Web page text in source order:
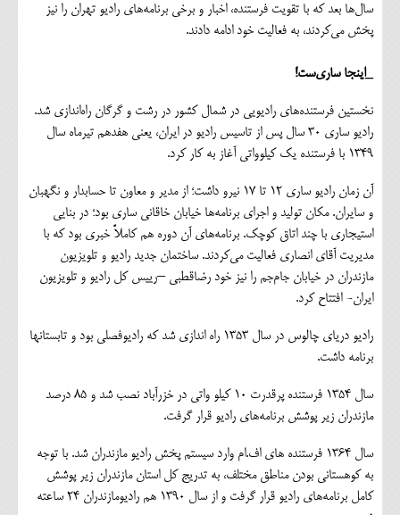
سال‌ها بعد که با تقویت فرستنده، اخبار و برخی برنامه‌های رادیو تهران را نیز
پخش می‌کردند، به فعالیت خود ادامه دادند.
_اینجا ساری‌ست!
نخستین فرستنده‌های رادیویی در شمال کشور در رشت و گرگان راه‌اندازی شد.
رادیو ساری 30 سال پس از تاسیس رادیو در ایران، یعنی هفدهم تیرماه سال
1349 با فرستنده یک کیلوواتی آغاز به کار کرد.
آن زمان رادیو ساری 12 تا 17 نیرو داشت؛ از مدیر و معاون تا حسابدار و نگهبان
و سایران. مکان تولید و اجرای برنامه‌ها خیابان خاقانی ساری بود؛ در بنایی
استیجاری با چند اتاق کوچک. برنامه‌های آن دوره هم کاملاً خبری بود که با
مدیریت آقای انصاری فعالیت می‌کردند. ساختمان جدید رادیو و تلویزیون
مازندران در خیابان جام‌جم را نیز خود رضاقطبی –رییس کل رادیو و تلویزیون
ایران- افتتاح کرد.
رادیو دریای چالوس در سال 1353 راه اندازی شد که رادیوفصلی بود و تابستانها
برنامه داشت.
سال 1354 فرستنده پرقدرت 10 کیلو واتی در خزرآباد نصب شد و 85 درصد
مازندران زیر پوشش برنامه‌های رادیو قرار گرفت.
سال 1364 فرستنده های اف.ام وارد سیستم پخش رادیو مازندران شد. با توجه
به کوهستانی بودن مناطق مختلف، به تدریج کل استان مازندران زیر پوشش
کامل برنامه‌های رادیو قرار گرفت و از سال 1390 هم رادیومازندران 24 ساعته